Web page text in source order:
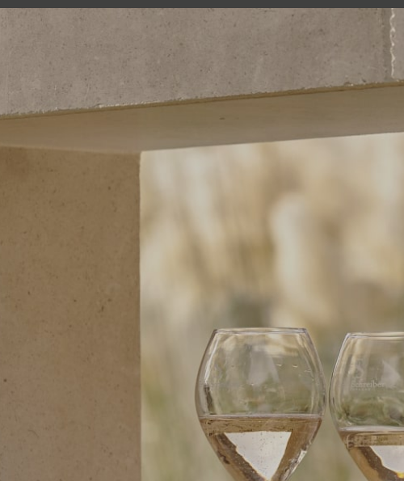
Our universe Our spirit The man behind the brand